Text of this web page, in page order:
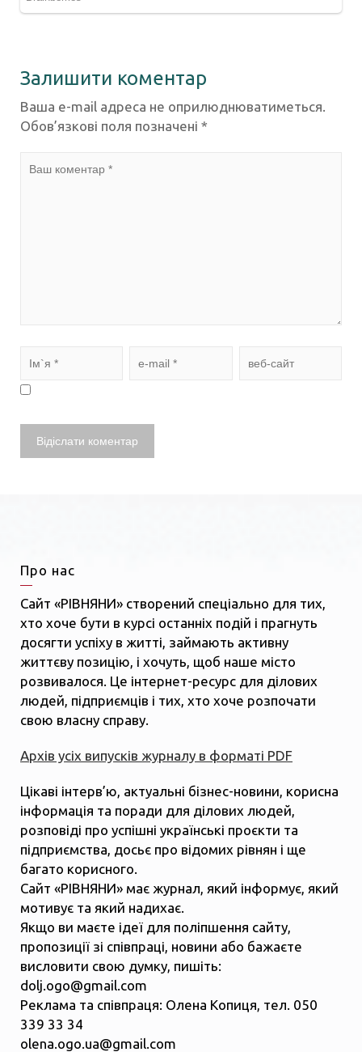
Залишити коментар
Ваша e-mail адреса не оприлюднюватиметься.
Обов’язкові поля позначені *
Про нас
Сайт «РІВНЯНИ» створений спеціально для тих,
хто хоче бути в курсі останніх подій і прагнуть
досягти успіху в житті, займають активну
життєву позицію, і хочуть, щоб наше місто
розвивалося. Це інтернет-ресурс для ділових
людей, підприємців і тих, хто хоче розпочати
свою власну справу.
Архів усіх випусків журналу в форматі PDF
Цікаві інтерв’ю, актуальні бізнес-новини, корисна
інформація та поради для ділових людей,
розповіді про успішні українські проєкти та
підприємства, досьє про відомих рівнян і ще
багато корисного.
Сайт «РІВНЯНИ» має журнал, який інформує, який
мотивує та який надихає.
Якщо ви маєте ідеї для поліпшення сайту,
пропозиції зі співпраці, новини або бажаєте
висловити свою думку, пишіть:
dolj.ogo@gmail.com
Реклама та співпраця: Олена Копиця, тел. 050
339 33 34
olena.ogo.ua@gmail.com